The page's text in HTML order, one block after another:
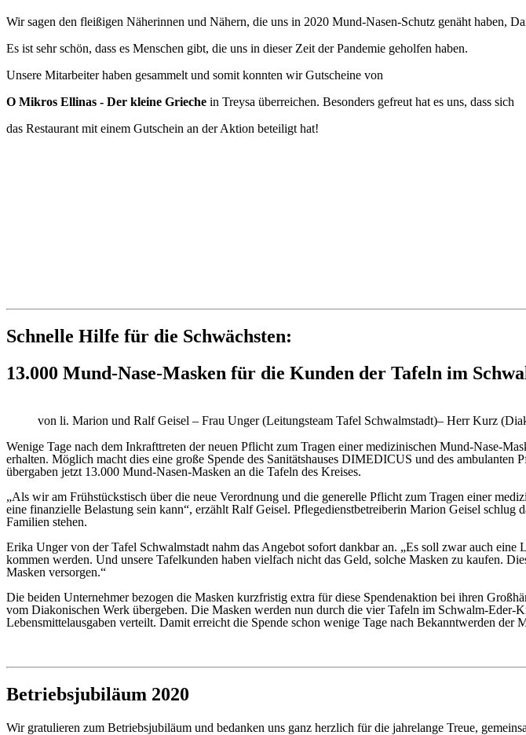
Wir sagen den fleißigen Näherinnen und Nähern, die uns in 2020 Mund-Nasen-Schutz genäht haben,
Es ist sehr schön, dass es Menschen gibt, die uns in dieser Zeit der Pandemie geholfen haben.
Unsere Mitarbeiter haben gesammelt und somit konnten wir Gutscheine von
O Mikros Ellinas - Der kleine Grieche in Treysa überreichen. Besonders gefreut hat es uns, dass sich
das Restaurant mit einem Gutschein an der Aktion beteiligt hat!
Schnelle Hilfe für die Schwächsten:
13.000 Mund-Nase-Masken für die Kunden der Tafeln im
von li. Marion und Ralf Geisel – Frau Unger (Leitungsteam Tafel Schwalmstadt)– Herr Kurz
Wenige Tage nach dem Inkrafttreten der neuen Pflicht zum Tragen einer medizinischen Mund-Nase-
erhalten. Möglich macht dies eine große Spende des Sanitätshauses DIMEDICUS und des
übergaben jetzt 13.000 Mund-Nasen-Masken an die Tafeln des Kreises.
„Als wir am Frühstückstisch über die neue Verordnung und die generelle Pflicht zum Tragen einer
eine finanzielle Belastung sein kann“, erzählt Ralf Geisel. Pflegedienstbetreiberin Marion Geisel
Familien stehen.
Erika Unger von der Tafel Schwalmstadt nahm das Angebot sofort dankbar an. „Es soll zwar auch
kommen werden. Und unsere Tafelkunden haben vielfach nicht das Geld, solche Masken zu kaufen.
Masken versorgen.“
Die beiden Unternehmer bezogen die Masken kurzfristig extra für diese Spendenaktion bei ihren
vom Diakonischen Werk übergeben. Die Masken werden nun durch die vier Tafeln im Schwalm-
Lebensmittelausgaben verteilt. Damit erreicht die Spende schon wenige Tage nach Bekanntwerden der
Betriebsjubiläum 2020
Wir gratulieren zum Betriebsjubiläum und bedanken uns ganz herzlich für die jahrelange Treue,